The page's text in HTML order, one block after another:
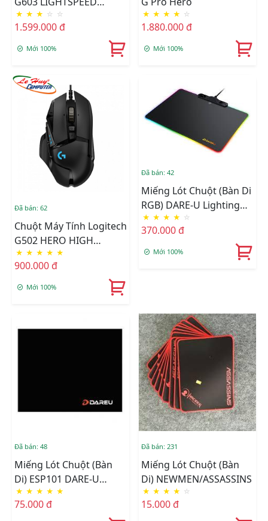
WIRELESS GAMING
★ ★ ★ ☆ ☆
1.599.000 đ
Mới 100%
★ ★ ★ ★ ☆
1.880.000 đ
Mới 100%
Đã bán: 62
Chuột Máy Tính Logitech
G502 HERO HIGH
PERFORMANCE GAMING
MOUSE
★ ★ ★ ★ ★
900.000 đ
Mới 100%
Đã bán: 42
Miếng Lót Chuột (Bàn Di
RGB) DARE-U Lighting
EQ200
★ ★ ★ ★ ☆
370.000 đ
Mới 100%
Đã bán: 48
Miếng Lót Chuột (Bàn
Di) ESP101 DARE-U
350*300*5mm
★ ★ ★ ★ ★
75.000 đ
Đã bán: 231
Miếng Lót Chuột (Bàn
Di) NEWMEN/ASSASSINS
★ ★ ★ ★ ☆
15.000 đ